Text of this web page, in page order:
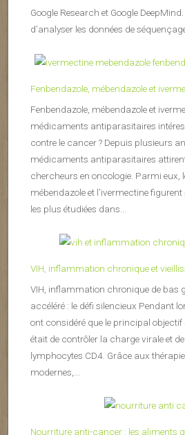
Google Research et Google
d’analyser les données de
Fenbendazole, mébendazole et
Fenbendazole, mébendazole et
médicaments antiparasitaires
contre le cancer ? Depuis plusieurs
médicaments antiparasitaires
chercheurs en oncologie. Parmi eux,
mébendazole et l’ivermectine
les plus étudiées dans...
VIH, inflammation chronique et
VIH, inflammation chronique de bas
accéléré : le défi silencieux Pendant
ont considéré que le principal objectif
était de contrôler la charge virale et
lymphocytes CD4. Grâce aux
modernes,...
Nourriture anti-cancer : les aliments